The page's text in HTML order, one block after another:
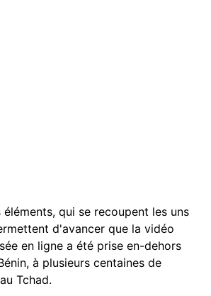
éléments, qui se recoupent les uns
d'avancer que la vidéo
en ligne a été prise en-dehors
à plusieurs centaines de
Tchad.